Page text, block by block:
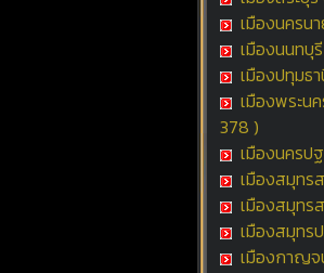
เมืองนครนา
เมืองนนทบุ
เมืองปทุมธา
เมืองพระน
378 )
เมืองนครป
เมืองสมุทร
เมืองสมุทร
เมืองสมุทร
เมืองกาญจ